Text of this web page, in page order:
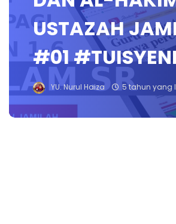
USTAZAH
#01
YU. Nurul Haiza 5 tahun yang